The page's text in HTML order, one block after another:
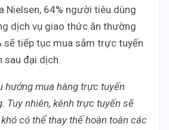
Nielsen, 64% người tiêu dùng
dịch vụ giao thức ăn thường
sẽ tiếp tục mua sắm trực tuyến
sau đại dịch.
hướng mua hàng trực tuyến
Tuy nhiên, kênh trực tuyến sẽ
có thể thay thế hoàn toàn các